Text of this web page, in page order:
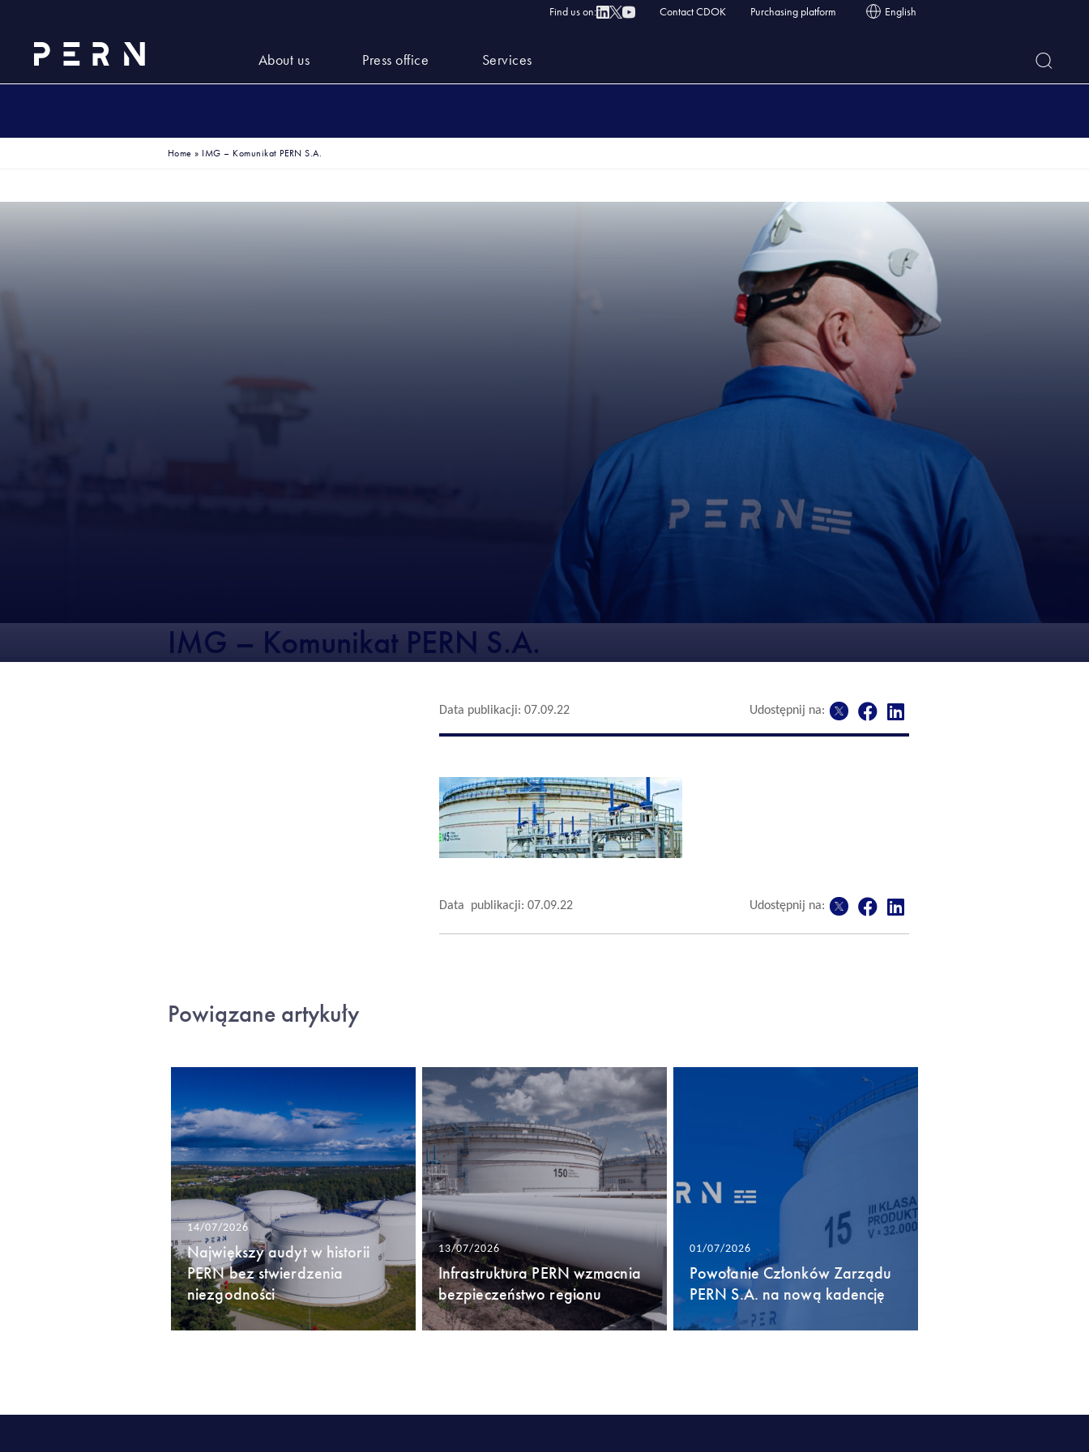
Find us on: Contact CDOK Purchasing platform English
About us Press office Services
Home » IMG – Komunikat PERN S.A.
IMG – Komunikat PERN S.A.
Data publikacji: 07.09.22 Udostępnij na:
Data publikacji: 07.09.22 Udostępnij na:
Powiązane artykuły
14/07/2026
Największy audyt w historii
PERN bez stwierdzenia
niezgodności
13/07/2026
Infrastruktura PERN wzmacnia
bezpieczeństwo regionu
01/07/2026
Powołanie Członków Zarządu
PERN S.A. na nową kadencję